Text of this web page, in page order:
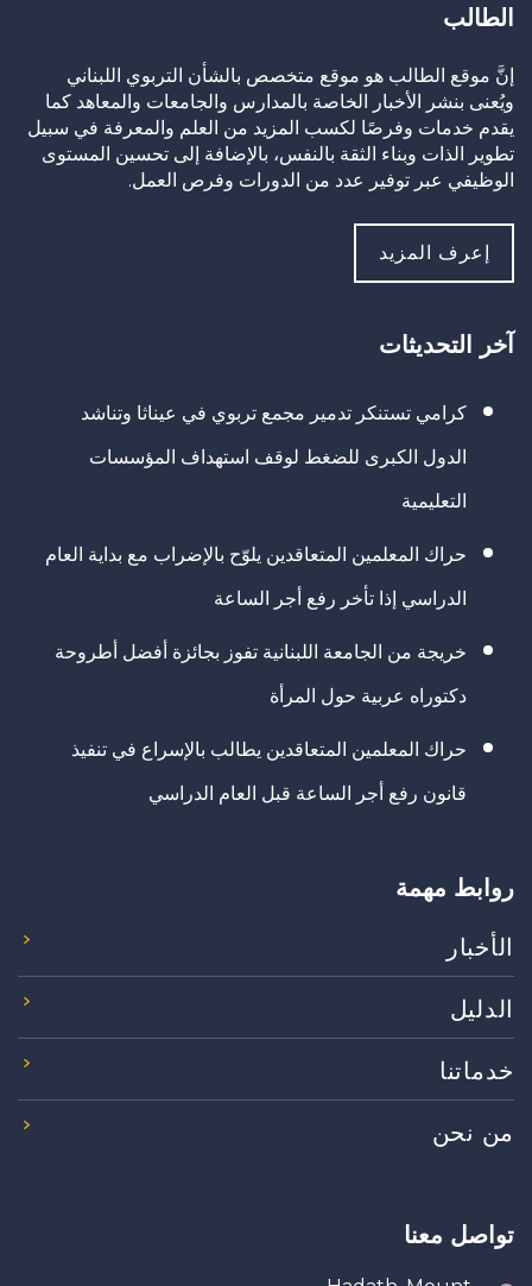
الطالب
إنَّ موقع الطالب هو موقع متخصص بالشأن التربوي اللبناني
ويُعنى بنشر الأخبار الخاصة بالمدارس والجامعات والمعاهد كما
يقدم خدمات وفرصًا لكسب المزيد من العلم والمعرفة في سبيل
تطوير الذات وبناء الثقة بالنفس، بالإضافة إلى تحسين المستوى
الوظيفي عبر توفير عدد من الدورات وفرص العمل.
إعرف المزيد
آخر التحديثات
كرامي تستنكر تدمير مجمع تربوي في عيناثا وتناشد
الدول الكبرى للضغط لوقف استهداف المؤسسات
التعليمية
حراك المعلمين المتعاقدين يلوّح بالإضراب مع بداية العام
الدراسي إذا تأخر رفع أجر الساعة
خريجة من الجامعة اللبنانية تفوز بجائزة أفضل أطروحة
دكتوراه عربية حول المرأة
حراك المعلمين المتعاقدين يطالب بالإسراع في تنفيذ
قانون رفع أجر الساعة قبل العام الدراسي
روابط مهمة
الأخبار
الدليل
خدماتنا
من نحن
تواصل معنا